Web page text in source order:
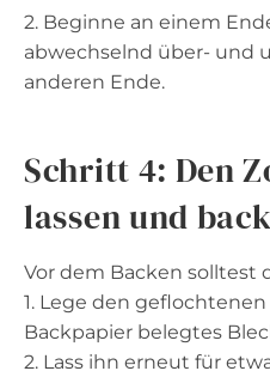
2. Beginne an einem
abwechselnd über- und
anderen Ende.
Schritt 4: Den
lassen und
Vor dem Backen solltest
1. Lege den
Backpapier belegtes
2. Lass ihn erneut für